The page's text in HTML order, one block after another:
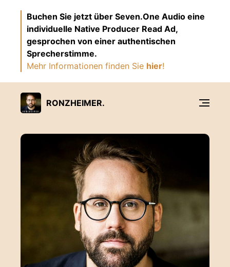
Buchen Sie jetzt über Seven.One Audio eine
individuelle Native Producer Read Ad,
gesprochen von einer authentischen
Sprecherstimme.
Mehr Informationen finden Sie hier!
RONZHEIMER.